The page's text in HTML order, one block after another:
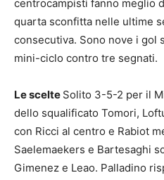
centrocampisti fanno meglio
quarta sconfitta nelle ultime
consecutiva. Sono nove i gol
mini-ciclo contro tre segnati.
Le scelte Solito 3-5-2 per il
dello squalificato Tomori,
con Ricci al centro e Rabiot
Saelemaekers e Bartesaghi
Gimenez e Leao. Palladino